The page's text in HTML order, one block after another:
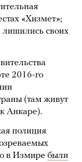
«Хизмет»;
лишились своих
2016-го
(там живут
Анкаре).
полиция
в Измире были